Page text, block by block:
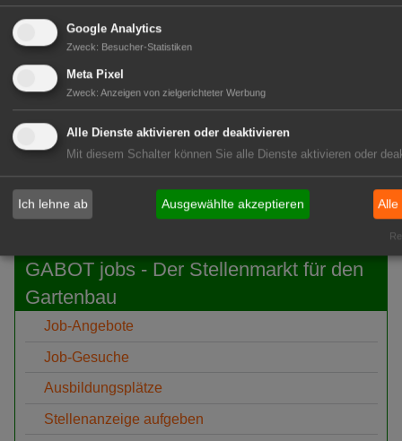
07.
Aug
Gartenbau-Versicherung: Erneut mit
Assekurata-Reating A++
ausgezeichnet
07. Aug SYLVA: Baumschule seit 250 Jahren
07.
Aug
BuGG: Gebäudegrün als
bedeutendes Geschäftsfeld
GABOT-Newsletter hier kostenfrei abonnieren!
GABOT jobs - Der Stellenmarkt für den
Gartenbau
Job-Angebote
Job-Gesuche
Ausbildungsplätze
Stellenanzeige aufgeben
Google Analytics
Zweck: Besucher-Statistiken
Meta Pixel
Zweck: Anzeigen von zielgerichteter Werbung
Alle Dienste aktivieren oder deaktivieren
Mit diesem Schalter können Sie alle Dienste aktivieren oder
Ich lehne ab Ausgewählte akzeptieren Alle